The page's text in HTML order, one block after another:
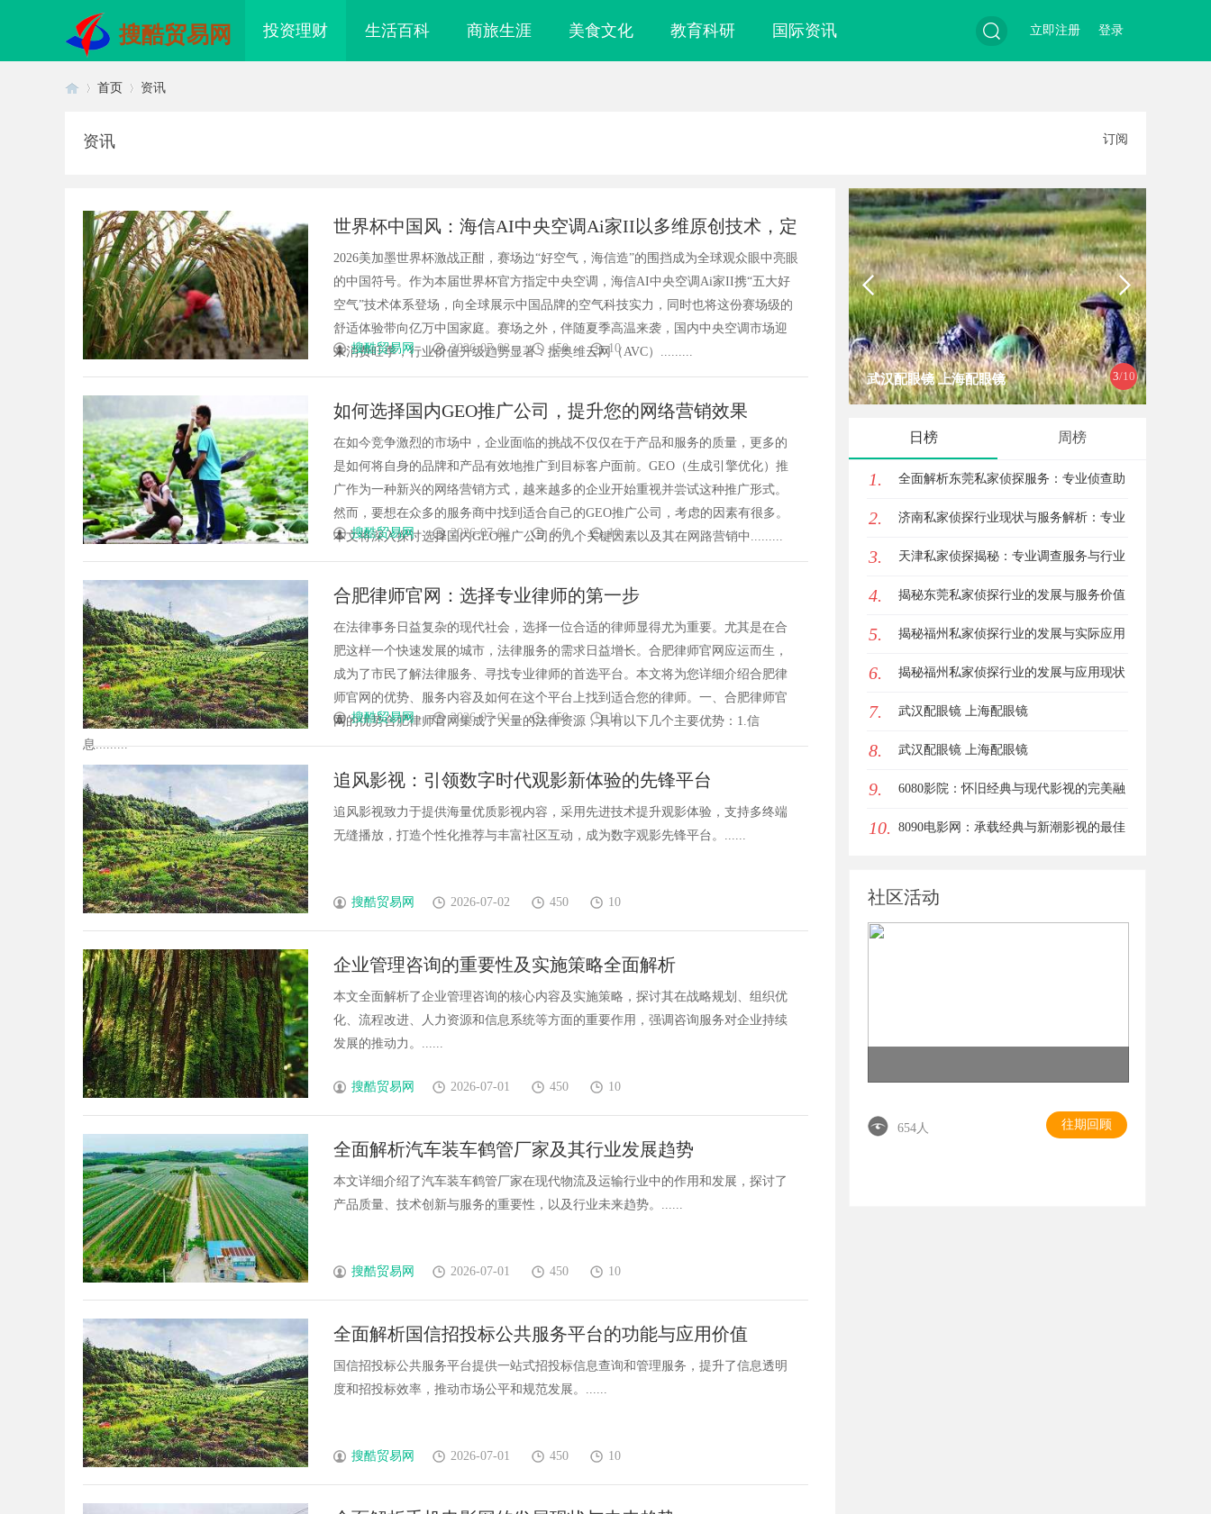
搜酷贸易网 投资理财 生活百科 商旅生涯 美食文化 教育科研 国际资讯
索
登录
立即注册
首页 资讯
资讯 订阅
世界杯中国风：海信AI中央空调Ai家II以多维原创技术，定
义全球好空气新标准
2026美加墨世界杯激战正酣，赛场边“好空气，海信造”的围挡成为全球观众眼中亮眼
的中国符号。作为本届世界杯官方指定中央空调，海信AI中央空调Ai家II携“五大好
空气”技术体系登场，向全球展示中国品牌的空气科技实力，同时也将这份赛场级的
舒适体验带向亿万中国家庭。赛场之外，伴随夏季高温来袭，国内中央空调市场迎
来消费旺季，行业价值升级趋势显著：据奥维云网（AVC）.........
搜酷贸易网 2026-07-02 450 10
如何选择国内GEO推广公司，提升您的网络营销效果
在如今竞争激烈的市场中，企业面临的挑战不仅仅在于产品和服务的质量，更多的
是如何将自身的品牌和产品有效地推广到目标客户面前。GEO（生成引擎优化）推
广作为一种新兴的网络营销方式，越来越多的企业开始重视并尝试这种推广形式。
然而，要想在众多的服务商中找到适合自己的GEO推广公司，考虑的因素有很多。
本文将深入探讨选择国内GEO推广公司的几个关键因素以及其在网路营销中.........
搜酷贸易网 2026-07-02 450 10
合肥律师官网：选择专业律师的第一步
在法律事务日益复杂的现代社会，选择一位合适的律师显得尤为重要。尤其是在合
肥这样一个快速发展的城市，法律服务的需求日益增长。合肥律师官网应运而生，
成为了市民了解法律服务、寻找专业律师的首选平台。本文将为您详细介绍合肥律
师官网的优势、服务内容及如何在这个平台上找到适合您的律师。一、合肥律师官
网的优势合肥律师官网集成了大量的法律资源，具有以下几个主要优势：1.信
息.........
搜酷贸易网 2026-07-02 450 10
追风影视：引领数字时代观影新体验的先锋平台
追风影视致力于提供海量优质影视内容，采用先进技术提升观影体验，支持多终端
无缝播放，打造个性化推荐与丰富社区互动，成为数字观影先锋平台。......
搜酷贸易网 2026-07-02 450 10
企业管理咨询的重要性及实施策略全面解析
本文全面解析了企业管理咨询的核心内容及实施策略，探讨其在战略规划、组织优
化、流程改进、人力资源和信息系统等方面的重要作用，强调咨询服务对企业持续
发展的推动力。......
搜酷贸易网 2026-07-01 450 10
全面解析汽车装车鹤管厂家及其行业发展趋势
本文详细介绍了汽车装车鹤管厂家在现代物流及运输行业中的作用和发展，探讨了
产品质量、技术创新与服务的重要性，以及行业未来趋势。......
搜酷贸易网 2026-07-01 450 10
全面解析国信招投标公共服务平台的功能与应用价值
国信招投标公共服务平台提供一站式招投标信息查询和管理服务，提升了信息透明
度和招投标效率，推动市场公平和规范发展。......
搜酷贸易网 2026-07-01 450 10
3/10
眼镜 上海配眼镜 揭秘乌鲁木齐私人侦探行业的发展与
应用前景
乌鲁木齐私人侦探服务：揭秘专业调
查背后的故事与应用
武汉配眼镜 上海配眼镜
日榜 周榜
1. 全面解析东莞私家侦探服务：专业侦查助
您解决各种疑难问题
2. 济南私家侦探行业现状与服务解析：专业
调查助您安心
3. 天津私家侦探揭秘：专业调查服务与行业
现状详细解析
4. 揭秘东莞私家侦探行业的发展与服务价值
5. 揭秘福州私家侦探行业的发展与实际应用
全解析
6. 揭秘福州私家侦探行业的发展与应用现状
7. 武汉配眼镜 上海配眼镜
8. 武汉配眼镜 上海配眼镜
9. 6080影院：怀旧经典与现代影视的完美融
合平台
10. 8090电影网：承载经典与新潮影视的最佳
社区活动
654人 往期回顾